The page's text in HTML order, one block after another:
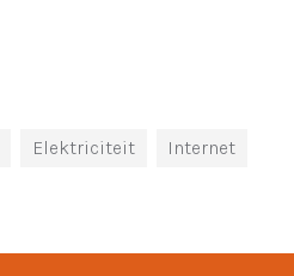
Elektriciteit Internet